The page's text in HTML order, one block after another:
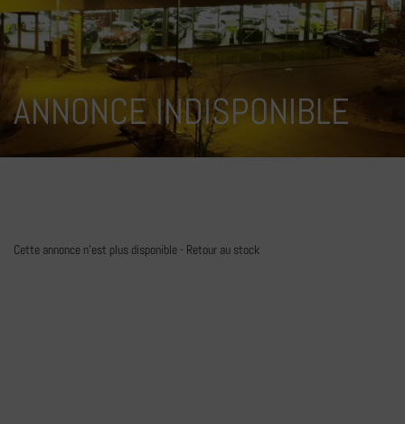
ANNONCE INDISPONIBLE
Cette annonce n'est plus disponible - Retour au stock